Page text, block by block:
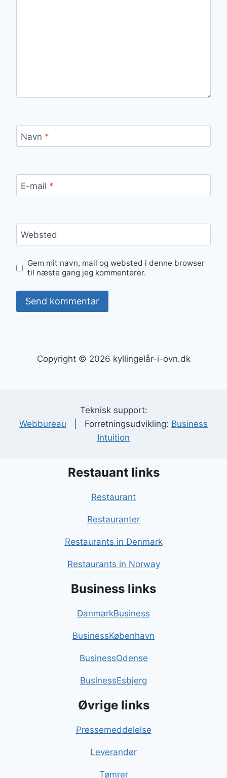
Navn *
E-mail *
Websted
Gem mit navn, mail og websted i denne browser
til næste gang jeg kommenterer.
Copyright © 2026 kyllingelår-i-ovn.dk
Teknisk support:
Webbureau | Forretningsudvikling: Business
Intuition
Restauant links
Restaurant
Restauranter
Restaurants in Denmark
Restaurants in Norway
Business links
DanmarkBusiness
BusinessKøbenhavn
BusinessOdense
BusinessEsbjerg
Øvrige links
Pressemeddelelse
Leverandør
Tømrer